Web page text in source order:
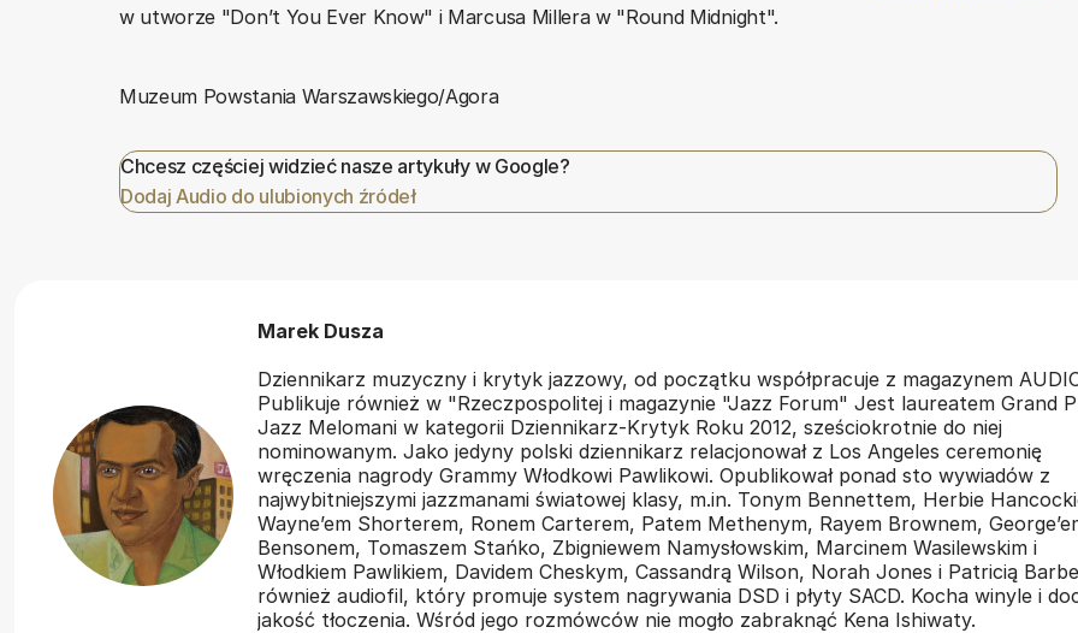
w utworze "Don’t You Ever Know" i Marcusa Millera w "Round Midnight".
Muzeum Powstania Warszawskiego/Agora
Chcesz częściej widzieć nasze artykuły w Google?
Dodaj Audio do ulubionych źródeł
Marek Dusza
Dziennikarz muzyczny i krytyk jazzowy, od początku współpracuje z magazynem
Publikuje również w "Rzeczpospolitej i magazynie "Jazz Forum" Jest laureatem Grand
Jazz Melomani w kategorii Dziennikarz-Krytyk Roku 2012, sześciokrotnie do niej
nominowanym. Jako jedyny polski dziennikarz relacjonował z Los Angeles ceremonię
wręczenia nagrody Grammy Włodkowi Pawlikowi. Opublikował ponad sto wywiadów z
najwybitniejszymi jazzmanami światowej klasy, m.in. Tonym Bennettem, Herbie
Wayne’em Shorterem, Ronem Carterem, Patem Methenym, Rayem Brownem,
Bensonem, Tomaszem Stańko, Zbigniewem Namysłowskim, Marcinem Wasilewskim i
Włodkiem Pawlikiem, Davidem Cheskym, Cassandrą Wilson, Norah Jones i Patricią
również audiofil, który promuje system nagrywania DSD i płyty SACD. Kocha winyle i
jakość tłoczenia. Wśród jego rozmówców nie mogło zabraknąć Kena Ishiwaty.